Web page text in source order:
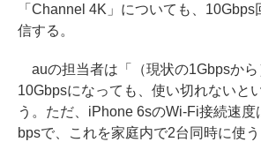
「Channel 4K」についても、
信する。
auの担当者は「（現状の1Gbpsか
10Gbpsになっても、使い切れないと
う。ただ、iPhone 6sのWi-Fi接続速度
bpsで、これを家庭内で2台同時に使